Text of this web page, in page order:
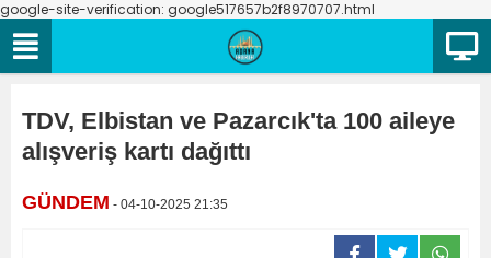
google-site-verification: google517657b2f8970707.html
TDV, Elbistan ve Pazarcık'ta 100 aileye
alışveriş kartı dağıttı
GÜNDEM - 04-10-2025 21:35